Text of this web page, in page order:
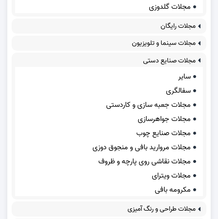
مجلات گلدوزی
مجلات رایگان
مجلات سینما و تلویزیون
مجلات صنایع دستی
سایر
سفالگری
مجلات جعبه سازی و کاردستی
مجلات جواهرسازی
مجلات صنایع چوب
مجلات مروارید بافی و منجوق دوزی
مجلات نقاشی روی پارچه و ظروف
مجلات ویترای
مکرومه بافی
مجلات طراحی و رنگ آمیزی